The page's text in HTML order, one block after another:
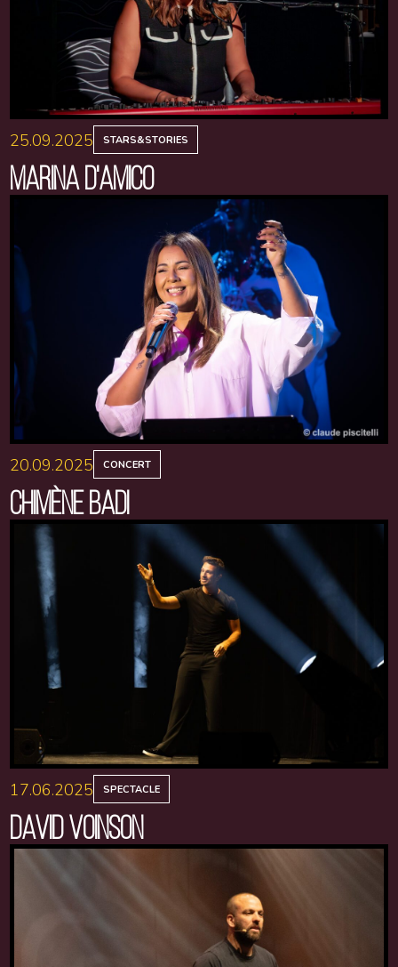
25.09.2025 STARS&STORIES
MARINA D'AMICO
20.09.2025 CONCERT
CHIMÈNE BADI
17.06.2025 SPECTACLE
DAVID VOINSON